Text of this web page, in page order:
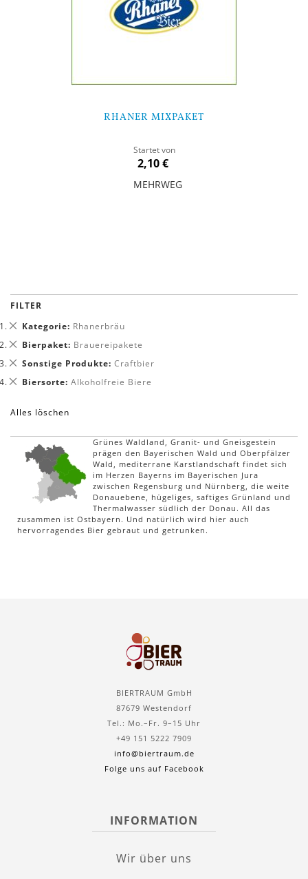
RHANER MIXPAKET
Startet von
2,10 €
MEHRWEG
FILTER
Kategorie Rhanerbräu
Dies
Bierpaket Brauereipakete
Dies
Sonstige Produkte Craftbier
Dies
Biersorte Alkoholfreie Biere
Dies
Alles löschen
Grünes Waldland, Granit- und Gneisgestein
prägen den Bayerischen Wald und Oberpfälzer
Wald, mediterrane Karstlandschaft findet sich
im Herzen Bayerns im Bayerischen Jura
zwischen Regensburg und Nürnberg, die weite
Donauebene, hügeliges, saftiges Grünland und
Thermalwasser südlich der Donau. All das
zusammen ist Ostbayern. Und natürlich wird hier auch
hervorragendes Bier gebraut und getrunken.
BIERTRAUM GmbH
87679 Westendorf
Tel.: Mo.–Fr. 9–15 Uhr
+49 151 5222 7909
info@biertraum.de
Folge uns auf Facebook
INFORMATION
Wir über uns